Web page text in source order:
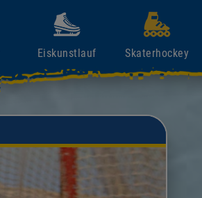
Eiskunstlauf Skaterhockey